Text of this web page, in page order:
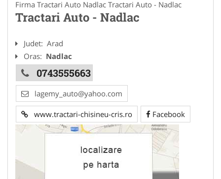
Firma Tractari Auto Nadlac Tractari Auto - Nadlac
Tractari Auto - Nadlac
Judet: Arad
Oras: Nadlac
0743555663
lagemy_auto@yahoo.com
www.tractari-chisineu-cris.ro Facebook